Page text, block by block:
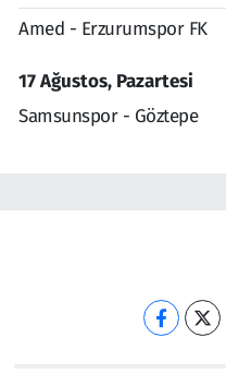
Amed - Erzurumspor FK
17 Ağustos, Pazartesi
Samsunspor - Göztepe